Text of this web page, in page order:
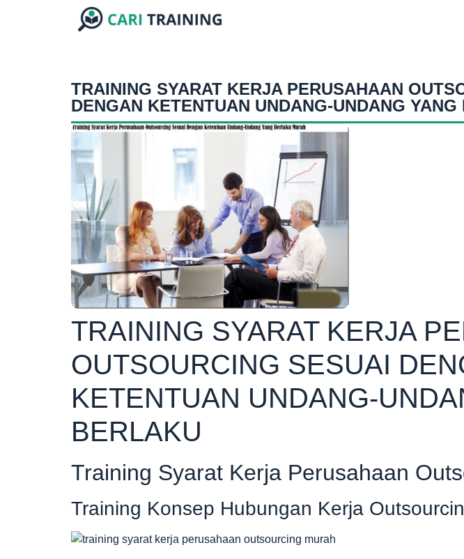
TRAINING SYARAT KERJA PERUSAHAAN
DENGAN KETENTUAN UNDANG-UNDANG YANG
TRAINING SYARAT KERJA
OUTSOURCING SESUAI
KETENTUAN UNDANG-
BERLAKU
Training Syarat Kerja Perusahaan
Training Konsep Hubungan Kerja